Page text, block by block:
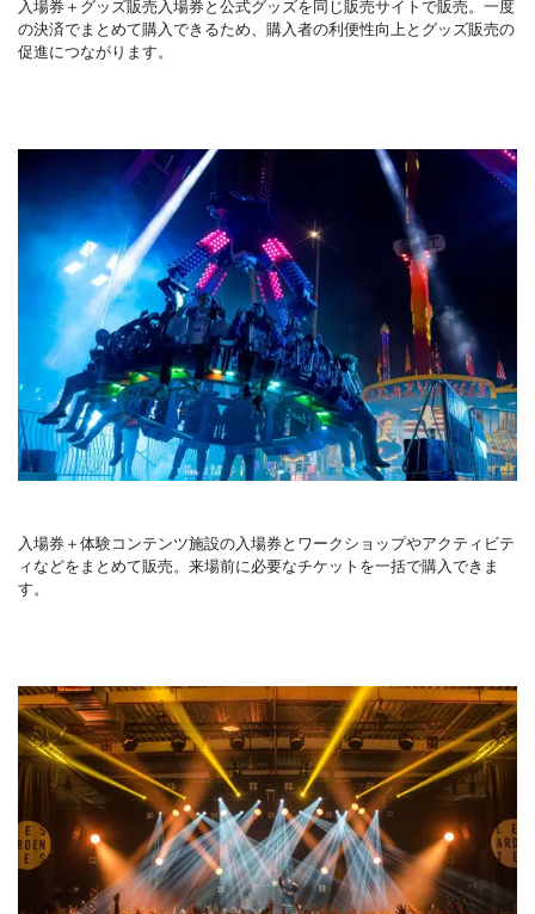
入場券＋グッズ販売入場券と公式グッズを同じ販売サイトで販売。一度
の決済でまとめて購入できるため、購入者の利便性向上とグッズ販売の
促進につながります。
入場券＋体験コンテンツ施設の入場券とワークショップやアクティビテ
ィなどをまとめて販売。来場前に必要なチケットを一括で購入できま
す。